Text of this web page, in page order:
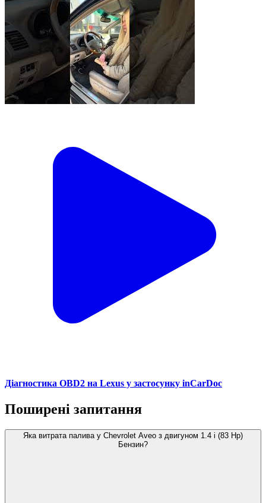
Діагностика OBD2 на Lexus у застосунку inCarDoc
Поширені запитання
Яка витрата палива у Chevrolet Aveo з двигуном 1.4 i (83 Hp)
Бензин?